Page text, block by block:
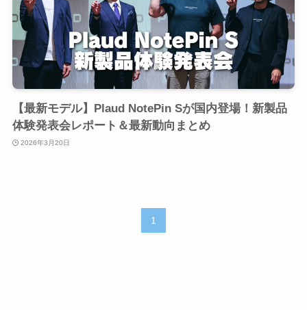
【最新モデル】Plaud NotePin Sが国内登場！新製品
体験発表会レポート＆最新動向まとめ
2026年3月20日
1